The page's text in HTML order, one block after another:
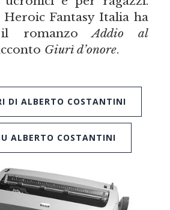
Heroic Fantasy Italia ha
romanzo Addio al
Giurì d’onore.
DI ALBERTO COSTANTINI
ALBERTO COSTANTINI